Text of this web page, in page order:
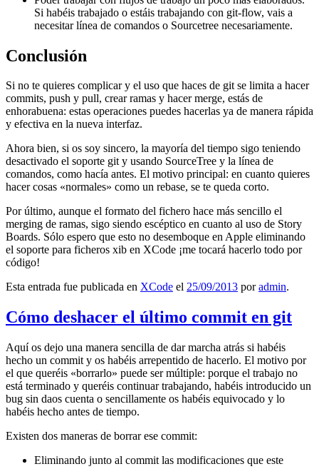
Si habéis trabajado o estáis trabajando con git-flow, vais a
necesitar línea de comandos o Sourcetree necesariamente.
Conclusión
Si no te quieres complicar y el uso que haces de git se limita a hacer
commits, push y pull, crear ramas y hacer merge, estás de
enhorabuena: estas operaciones puedes hacerlas ya de manera rápida
y efectiva en la nueva interfaz.
Ahora bien, si os soy sincero, la mayoría del tiempo sigo teniendo
desactivado el soporte git y usando SourceTree y la línea de
comandos, como hacía antes. El motivo principal: en cuanto quieres
hacer cosas «normales» como un rebase, se te queda corto.
Por último, aunque el formato del fichero hace más sencillo el
merging de ramas, sigo siendo escéptico en cuanto al uso de Story
Boards. Sólo espero que esto no desemboque en Apple eliminando
el soporte para ficheros xib en XCode ¡me tocará hacerlo todo por
código!
Esta entrada fue publicada en XCode el 25/09/2013 poradmin.
Cómo deshacer el último commit en git
Aquí os dejo una manera sencilla de dar marcha atrás si habéis
hecho un commit y os habéis arrepentido de hacerlo. El motivo por
el que queréis «borrarlo» puede ser múltiple: porque el trabajo no
está terminado y queréis continuar trabajando, habéis introducido un
bug sin daos cuenta o sencillamente os habéis equivocado y lo
habéis hecho antes de tiempo.
Existen dos maneras de borrar ese commit:
Eliminando junto al commit las modificaciones que este